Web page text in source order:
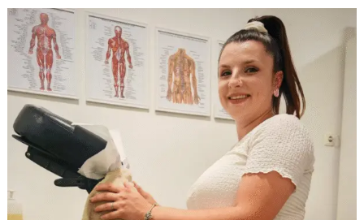
Prenatalna
masaža:
nježan
dodir
za
buduće
mame